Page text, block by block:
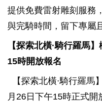
提供免費雷射雕刻服務
與完騎時間，留下專屬
【探索北橫·騎行羅馬
15時開放報名
【探索北橫·騎行羅馬
月26日下午15時正式